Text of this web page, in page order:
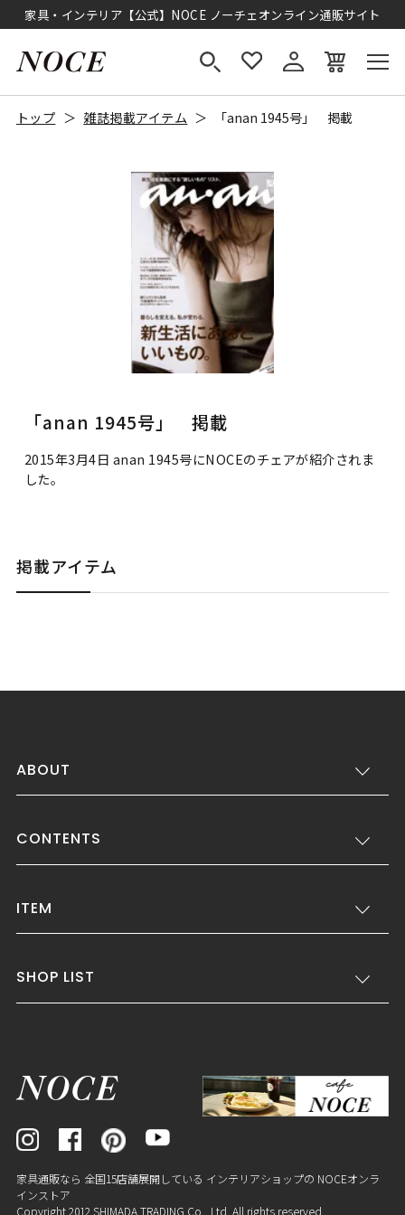
家具・インテリア【公式】NOCE ノーチェオンライン通販サイト
トップ 雑誌掲載アイテム 「anan 1945号」 掲載
「anan 1945号」 掲載
2015年3月4日 anan 1945号にNOCEのチェアが紹介されま
した。
掲載アイテム
ABOUT
CONTENTS
ITEM
SHOP LIST
家具通販なら 全国15店舗展開している インテリアショップの NOCEオンラ
インストア
Copyright 2012 SHIMADA TRADING Co., Ltd. All rights reserved.